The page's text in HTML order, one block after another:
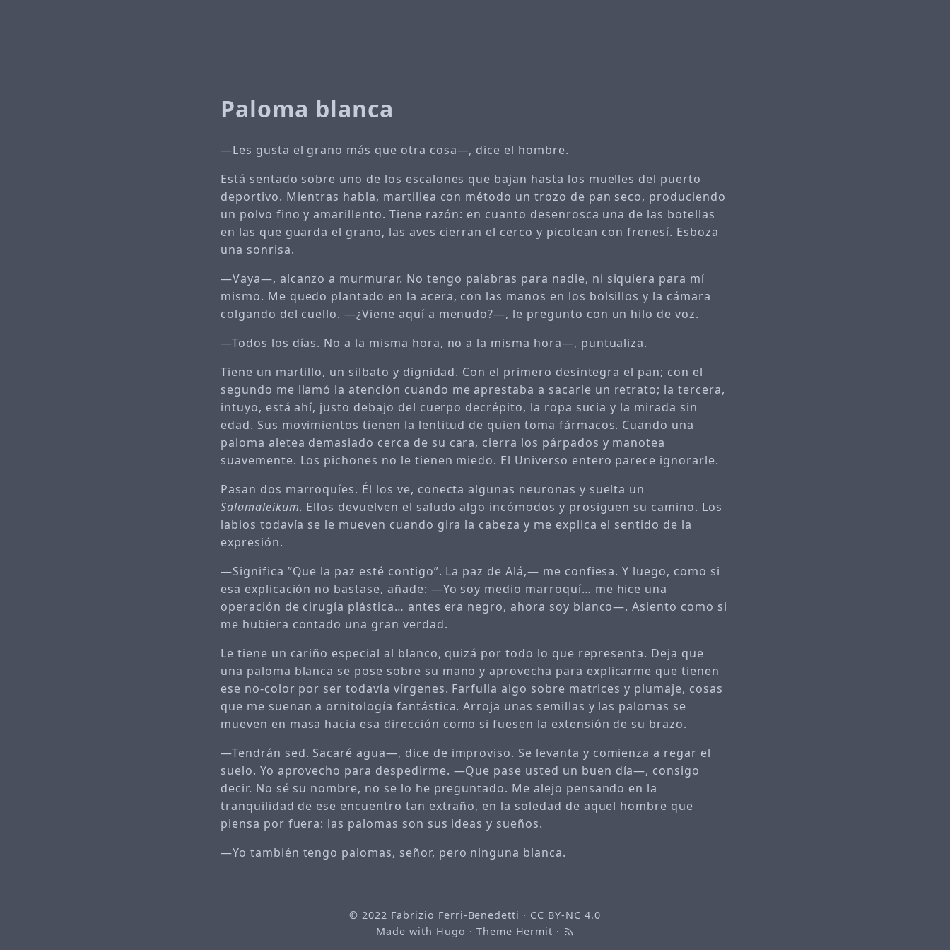
Paloma blanca
—Les gusta el grano más que otra cosa—, dice el hombre.
Está sentado sobre uno de los escalones que bajan hasta los muelles del puerto
deportivo. Mientras habla, martillea con método un trozo de pan seco, produciendo
un polvo fino y amarillento. Tiene razón: en cuanto desenrosca una de las botellas
en las que guarda el grano, las aves cierran el cerco y picotean con frenesí. Esboza
una sonrisa.
—Vaya—, alcanzo a murmurar. No tengo palabras para nadie, ni siquiera para mí
mismo. Me quedo plantado en la acera, con las manos en los bolsillos y la cámara
colgando del cuello. —¿Viene aquí a menudo?—, le pregunto con un hilo de voz.
—Todos los días. No a la misma hora, no a la misma hora—, puntualiza.
Tiene un martillo, un silbato y dignidad. Con el primero desintegra el pan; con el
segundo me llamó la atención cuando me aprestaba a sacarle un retrato; la tercera,
intuyo, está ahí, justo debajo del cuerpo decrépito, la ropa sucia y la mirada sin
edad. Sus movimientos tienen la lentitud de quien toma fármacos. Cuando una
paloma aletea demasiado cerca de su cara, cierra los párpados y manotea
suavemente. Los pichones no le tienen miedo. El Universo entero parece ignorarle.
Pasan dos marroquíes. Él los ve, conecta algunas neuronas y suelta un
Salamaleikum. Ellos devuelven el saludo algo incómodos y prosiguen su camino. Los
labios todavía se le mueven cuando gira la cabeza y me explica el sentido de la
expresión.
—Significa ”Que la paz esté contigo”. La paz de Alá,— me confiesa. Y luego, como si
esa explicación no bastase, añade: —Yo soy medio marroquí… me hice una
operación de cirugía plástica… antes era negro, ahora soy blanco—. Asiento como si
me hubiera contado una gran verdad.
Le tiene un cariño especial al blanco, quizá por todo lo que representa. Deja que
una paloma blanca se pose sobre su mano y aprovecha para explicarme que tienen
ese no-color por ser todavía vírgenes. Farfulla algo sobre matrices y plumaje, cosas
que me suenan a ornitología fantástica. Arroja unas semillas y las palomas se
mueven en masa hacia esa dirección como si fuesen la extensión de su brazo.
—Tendrán sed. Sacaré agua—, dice de improviso. Se levanta y comienza a regar el
suelo. Yo aprovecho para despedirme. —Que pase usted un buen día—, consigo
decir. No sé su nombre, no se lo he preguntado. Me alejo pensando en la
tranquilidad de ese encuentro tan extraño, en la soledad de aquel hombre que
piensa por fuera: las palomas son sus ideas y sueños.
—Yo también tengo palomas, señor, pero ninguna blanca.
© 2022 Fabrizio Ferri-Benedetti · CC BY-NC 4.0
Made with Hugo · Theme Hermit ·